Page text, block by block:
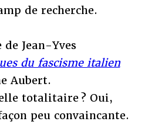
de recherche.
Jean-Yves
du fascisme italien
Aubert.
totalitaire ? Oui,
peu convaincante.